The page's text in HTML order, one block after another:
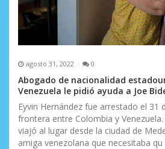
agosto 31, 2022 0
Abogado de nacionalidad
Venezuela le pidió ayuda a Joe
Eyvin Hernández fue arrestado el 31
frontera entre Colombia y
viajó al lugar desde la ciudad de
amiga venezolana que necesitaba qu